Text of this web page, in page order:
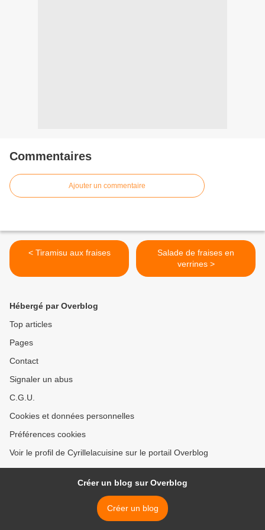
Commentaires
Ajouter un commentaire
< Tiramisu aux fraises
Salade de fraises en
verrines >
Hébergé par Overblog
Top articles
Pages
Contact
Signaler un abus
C.G.U.
Cookies et données personnelles
Préférences cookies
Voir le profil de Cyrillelacuisine sur le portail Overblog
Créer un blog sur Overblog
Créer un blog